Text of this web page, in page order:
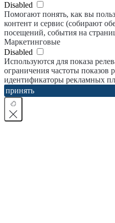
Disabled
Помогают понять, как вы
контент и сервис (собирают
посещений, события на
Маркетинговые
Disabled
Используются для показа
ограничения частоты показов
идентификаторы рекламных
принять